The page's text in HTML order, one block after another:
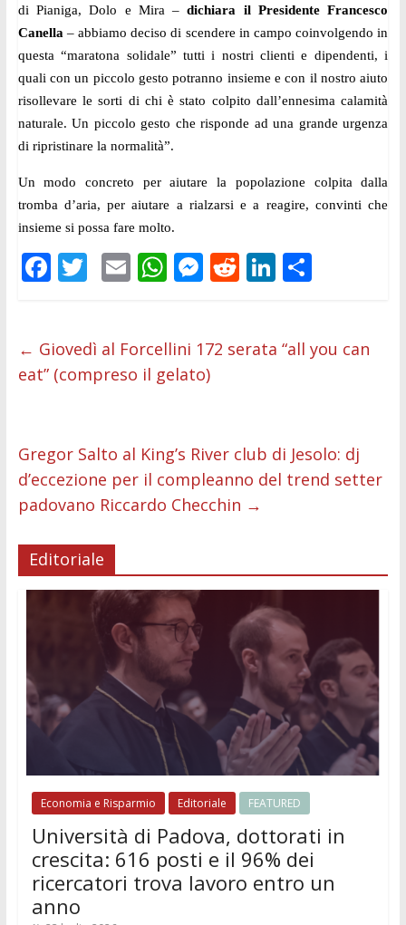
di Pianiga, Dolo e Mira –dichiara il Presidente Francesco
Canella – abbiamo deciso di scendere in campo coinvolgendo in
questa “maratona solidale” tutti i nostri clienti e dipendenti, i
quali con un piccolo gesto potranno insieme e con il nostro aiuto
risollevare le sorti di chi è stato colpito dall’ennesima calamità
naturale. Un piccolo gesto che risponde ad una grande urgenza
di ripristinare la normalità”.
Un modo concreto per aiutare la popolazione colpita dalla
tromba d’aria, per aiutare a rialzarsi e a reagire, convinti che
insieme si possa fare molto.
F
b
o
k
T
er
E
l
W
s
A
p
M
e
n
er
R
di
Li
e
C
di
← Giovedì al Forcellini 172 serata “all you can
eat” (compreso il gelato)
Gregor Salto al King’s River club di Jesolo: dj
d’eccezione per il compleanno del trend setter
padovano Riccardo Checchin →
Editoriale
Economia e Risparmio Editoriale FEATURED
Università di Padova, dottorati in
crescita: 616 posti e il 96% dei
ricercatori trova lavoro entro un
anno